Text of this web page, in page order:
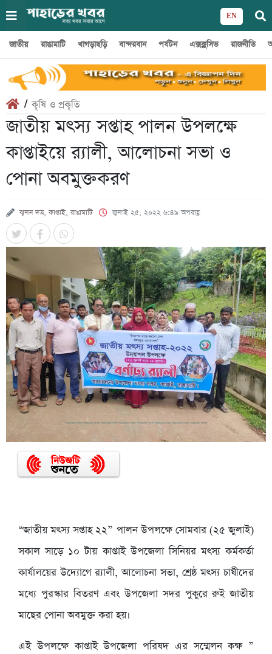
EN
জাতীয় রাঙামাটি খাগড়াছড়ি বান্দরবান পর্যটন এক্সক্লুসিভ রাজনীতি
/কৃষি ও প্রকৃতি
জাতীয় মৎস্য সপ্তাহ পালন উপলক্ষে
কাপ্তাইয়ে র‍্যালী, আলোচনা সভা ও
পোনা অবমুক্তকরণ
ঝুলন দত্ত, কাপ্তাই, রাঙামাটি জুলাই ২৫, ২০২২ ৬:৪৯ অপরাহ্ণ
“জাতীয় মৎস্য সপ্তাহ ২২” পালন উপলক্ষে সোমবার (২৫ জুলাই)
সকাল সাড়ে ১০ টায় কাপ্তাই উপজেলা সিনিয়র মৎস্য কর্মকর্তা
কার্যালয়ের উদ্যোগে র‍্যালী, আলোচনা সভা, শ্রেষ্ঠ মৎস্য চাষীদের
মধ্যে পুরস্কার বিতরণ এবং উপজেলা সদর পুকুরে রুই জাতীয়
মাছের পোনা অবমুক্ত করা হয়।
এই উপলক্ষে কাপ্তাই উপজেলা পরিষদ এর সম্মেলন কক্ষ ”